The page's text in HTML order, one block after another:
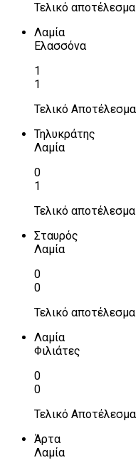
Τελικό αποτέλεσμα
Λαμία
Ελασσόνα
1
1
Τελικό Αποτέλεσμα
Τηλυκράτης
Λαμία
0
1
Τελικό αποτέλεσμα
Σταυρός
Λαμία
0
0
Τελικό αποτέλεσμα
Λαμία
Φιλιάτες
0
0
Τελικό Αποτέλεσμα
Άρτα
Λαμία